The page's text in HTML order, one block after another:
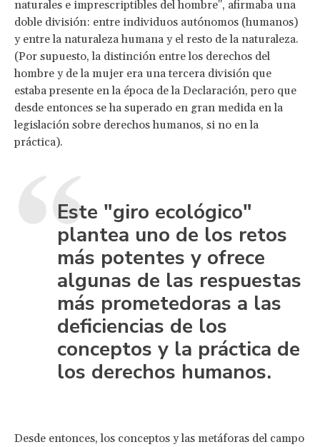
naturales e imprescriptibles del hombre", afirmaba una
doble división: entre individuos autónomos (humanos)
y entre la naturaleza humana y el resto de la naturaleza.
(Por supuesto, la distinción entre los derechos del
hombre y de la mujer era una tercera división que
estaba presente en la época de la Declaración, pero que
desde entonces se ha superado en gran medida en la
legislación sobre derechos humanos, si no en la
práctica).
Este "giro ecológico"
plantea uno de los retos
más potentes y ofrece
algunas de las respuestas
más prometedoras a las
deficiencias de los
conceptos y la práctica de
los derechos humanos.
Desde entonces, los conceptos y las metáforas del campo